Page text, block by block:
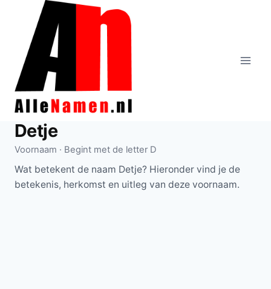
Doorgaan
inhoud
Detje
Voornaam · Begint met de letter D
Wat betekent de naam Detje? Hieronder vind je de
betekenis, herkomst en uitleg van deze voornaam.